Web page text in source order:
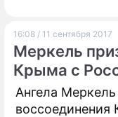
16:08 / 11 сентября 2017
Меркель
Крыма с
Ангела